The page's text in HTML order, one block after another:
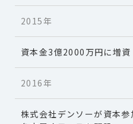
2015年
資本金3億2000万円に増資
2016年
株式会社デンソーが資本参